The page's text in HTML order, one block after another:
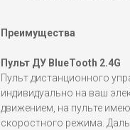
Преимущества
Пульт ДУ BlueTooth 2.4G
Пульт дистанционного
индивидуально на ваш
движением, на пульте
скоростного режима.